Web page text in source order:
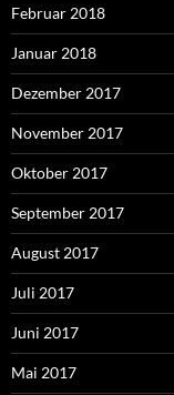
Februar 2018
Januar 2018
Dezember 2017
November 2017
Oktober 2017
September 2017
August 2017
Juli 2017
Juni 2017
Mai 2017